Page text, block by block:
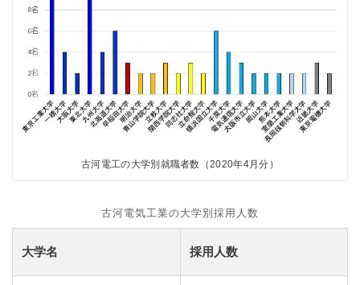
古河電工の大学別就職者数（2020年4月分）
古河電気工業の大学別採用人数
大学名 採用人数